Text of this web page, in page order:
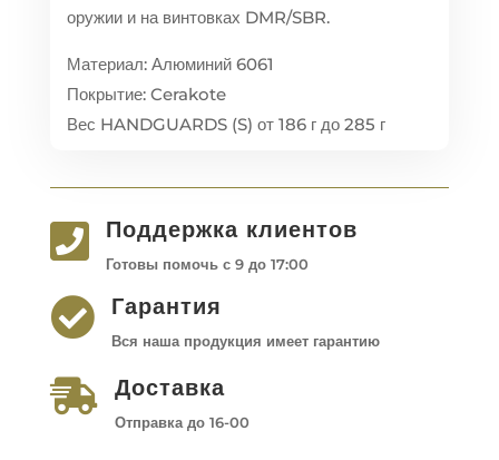
оружии и на винтовках DMR/SBR.
Материал: Алюминий 6061
Покрытие: Cerakote
Вес HANDGUARDS (S) от 186 г до 285 г
 Поддержка клиентов
Готовы помочь с 9 до 17:00
 Гарантия
Вся наша продукция имеет гарантию
 Доставка
Отправка до 16-00